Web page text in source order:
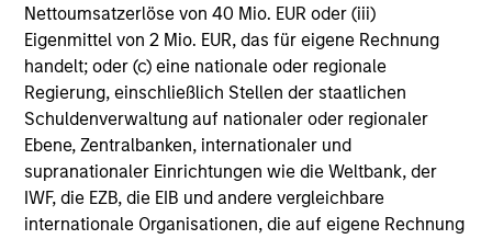
Nettoumsatzerlöse von 40 Mio. EUR oder (iii)
Eigenmittel von 2 Mio. EUR, das für eigene Rechnung
handelt; oder (c) eine nationale oder regionale
Regierung, einschließlich Stellen der staatlichen
Schuldenverwaltung auf nationaler oder regionaler
Ebene, Zentralbanken, internationaler und
supranationaler Einrichtungen wie die Weltbank, der
IWF, die EZB, die EIB und andere vergleichbare
internationale Organisationen, die auf eigene Rechnung
Team Insights